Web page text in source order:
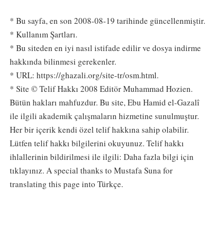
* Bu sayfa, en son 2008-08-19 tarihinde güncellenmiştir.
* Kullanım Şartları.
* Bu siteden en iyi nasıl istifade edilir ve dosya indirme
hakkında bilinmesi gerekenler.
* URL: https://ghazali.org/site-tr/osm.html.
* Site © Telif Hakkı 2008 Editör Muhammad Hozien.
Bütün hakları mahfuzdur. Bu site, Ebu Hamid el-Gazalî
ile ilgili akademik çalışmaların hizmetine sunulmuştur.
Her bir içerik kendi özel telif hakkına sahip olabilir.
Lütfen telif hakkı bilgilerini okuyunuz. Telif hakkı
ihlallerinin bildirilmesi ile ilgili: Daha fazla bilgi için
tıklayınız. A special thanks to Mustafa Suna for
translating this page into Türkçe.